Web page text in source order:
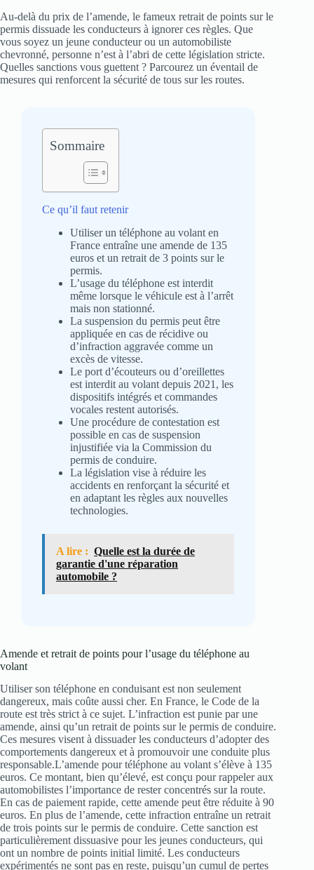
Au-delà du prix de l’amende, le fameux retrait de points sur le
permis dissuade les conducteurs à ignorer ces règles. Que
vous soyez un jeune conducteur ou un automobiliste
chevronné, personne n’est à l’abri de cette législation stricte.
Quelles sanctions vous guettent ? Parcourez un éventail de
mesures qui renforcent la sécurité de tous sur les routes.
Sommaire
Ce qu’il faut retenir
Utiliser un téléphone au volant en
France entraîne une amende de 135
euros et un retrait de 3 points sur le
permis.
L’usage du téléphone est interdit
même lorsque le véhicule est à l’arrêt
mais non stationné.
La suspension du permis peut être
appliquée en cas de récidive ou
d’infraction aggravée comme un
excès de vitesse.
Le port d’écouteurs ou d’oreillettes
est interdit au volant depuis 2021, les
dispositifs intégrés et commandes
vocales restent autorisés.
Une procédure de contestation est
possible en cas de suspension
injustifiée via la Commission du
permis de conduire.
La législation vise à réduire les
accidents en renforçant la sécurité et
en adaptant les règles aux nouvelles
technologies.
A lire : Quelle est la durée de
garantie d'une réparation
automobile ?
Amende et retrait de points pour l’usage du téléphone au
volant
Utiliser son téléphone en conduisant est non seulement
dangereux, mais coûte aussi cher. En France, le Code de la
route est très strict à ce sujet. L’infraction est punie par une
amende, ainsi qu’un retrait de points sur le permis de conduire.
Ces mesures visent à dissuader les conducteurs d’adopter des
comportements dangereux et à promouvoir une conduite plus
responsable.L’amende pour téléphone au volant s’élève à 135
euros. Ce montant, bien qu’élevé, est conçu pour rappeler aux
automobilistes l’importance de rester concentrés sur la route.
En cas de paiement rapide, cette amende peut être réduite à 90
euros. En plus de l’amende, cette infraction entraîne un retrait
de trois points sur le permis de conduire. Cette sanction est
particulièrement dissuasive pour les jeunes conducteurs, qui
ont un nombre de points initial limité. Les conducteurs
expérimentés ne sont pas en reste, puisqu’un cumul de pertes